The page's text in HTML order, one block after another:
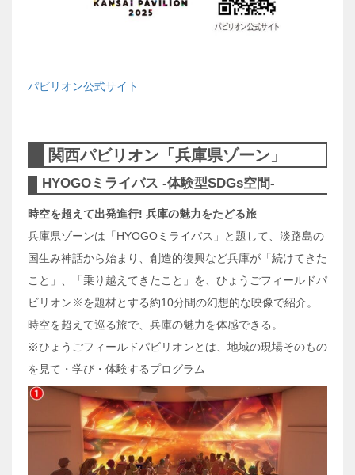
パビリオン公式サイト
関西パビリオン「兵庫県ゾーン」
HYOGOミライバス -体験型SDGs空間-
時空を超えて出発進行! 兵庫の魅力をたどる旅
兵庫県ゾーンは「HYOGOミライバス」と題して、淡路島の
国生み神話から始まり、創造的復興など兵庫が「続けてきた
こと」、「乗り越えてきたこと」を、ひょうごフィールドパ
ビリオン※を題材とする約10分間の幻想的な映像で紹介。
時空を超えて巡る旅で、兵庫の魅力を体感できる。
※ひょうごフィールドパビリオンとは、地域の現場そのもの
を見て・学び・体験するプログラム